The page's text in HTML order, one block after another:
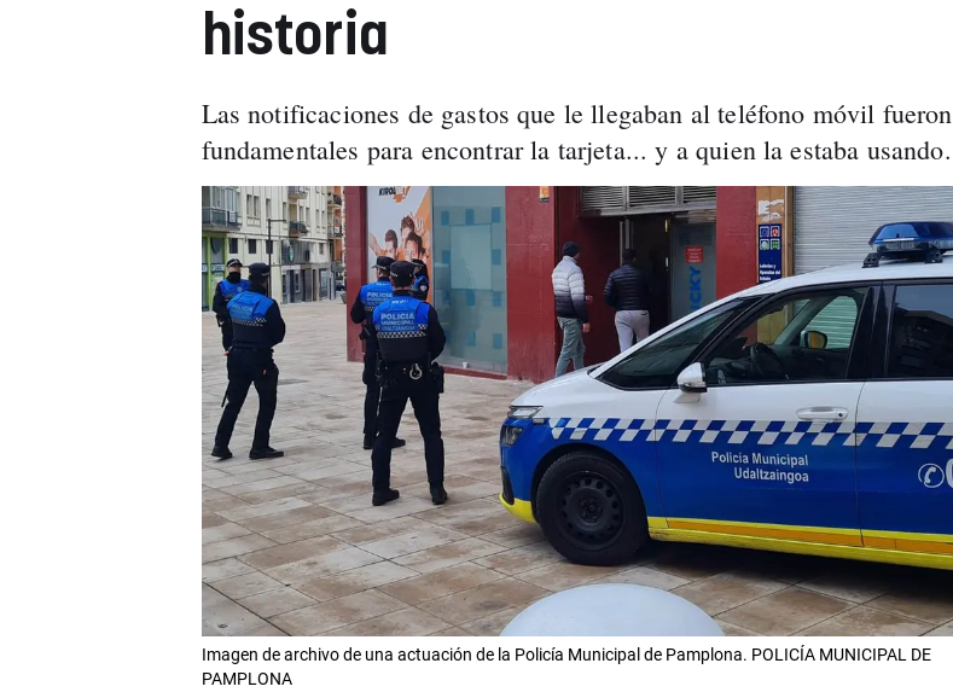
historia
Las notificaciones de gastos que le llegaban al teléfono móvil fueron
fundamentales para encontrar la tarjeta... y a quien la estaba usando.
Imagen de archivo de una actuación de la Policía Municipal de Pamplona. POLICÍA MUNICIPAL DE
PAMPLONA